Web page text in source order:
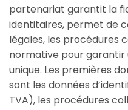
partenariat garantit la
identitaires, permet de
légales, les procédures
normative pour
unique. Les premières
sont les données
TVA), les procédures